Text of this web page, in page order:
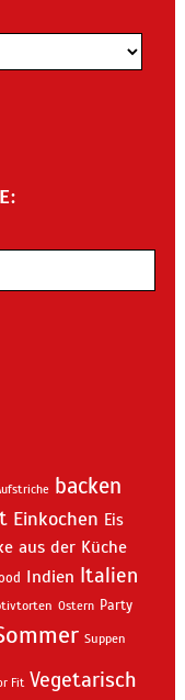
backen
Einkochen Eis
aus der Küche
Indien Italien
Ostern Party
Suppen
Fit Vegetarisch